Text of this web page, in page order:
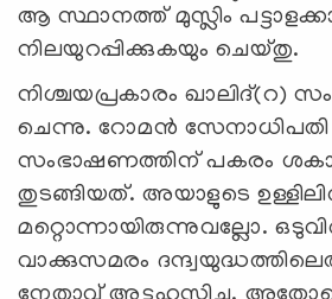
ആ സ്ഥാനത്ത് മുസ്ലിം
നിലയുറപ്പിക്കുകയും ചെയ്തു.
നിശ്ചയപ്രകാരം ഖാലിദ്(റ)
ചെന്നു. റോമന്‍ സേനാധിപതി
സംഭാഷണത്തിന് പകരം
തുടങ്ങിയത്. അയാളുടെ
മറ്റൊന്നായിരുന്നുവല്ലോ.
വാക്കുസമരം